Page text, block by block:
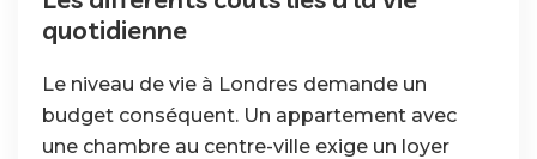
quotidienne
Le niveau de vie à Londres demande un
budget conséquent. Un appartement avec
une chambre au centre-ville exige un loyer